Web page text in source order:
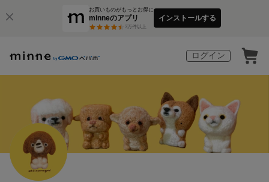
お買いものがもっとお得に
minneのアプリ
3万件以上
インストールする
ログイン